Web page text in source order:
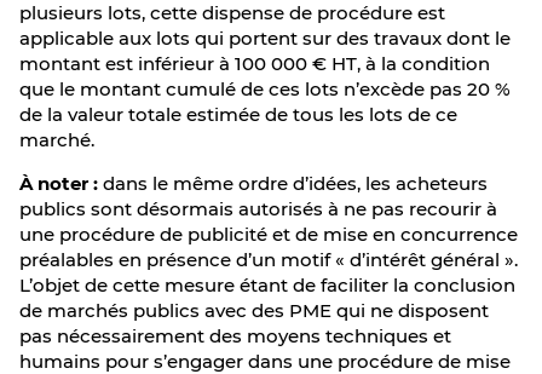
plusieurs lots, cette dispense de procédure est
applicable aux lots qui portent sur des travaux dont le
montant est inférieur à 100 000 € HT, à la condition
que le montant cumulé de ces lots n’excède pas 20 %
de la valeur totale estimée de tous les lots de ce
marché.
À noter : dans le même ordre d’idées, les acheteurs
publics sont désormais autorisés à ne pas recourir à
une procédure de publicité et de mise en concurrence
préalables en présence d’un motif « d’intérêt général ».
L’objet de cette mesure étant de faciliter la conclusion
de marchés publics avec des PME qui ne disposent
pas nécessairement des moyens techniques et
humains pour s’engager dans une procédure de mise